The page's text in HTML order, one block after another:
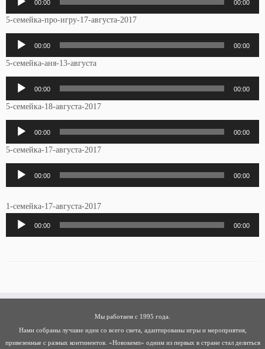
00:00 00:00
5-семейка-про-игру-17-августа-2017
Аудиоплеер
00:00 00:00
5-семейка-аня-13-августа
Аудиоплеер
00:00 00:00
5-семейка-18-августа-2017
Аудиоплеер
00:00 00:00
5-семейка-17-августа-2017
Аудиоплеер
00:00 00:00
1-семейка-17-августа-2017
Аудиоплеер
00:00 00:00
Мы работаем с 1995 года.
Нами собраны лучшие идеи со всего света, адаптированы игры и мероприятия,
привезенные с разных континентов. «Новокемп» одним из первых в стране стал делиться